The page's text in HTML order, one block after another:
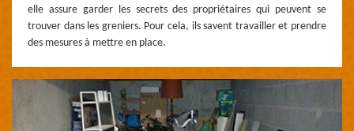
elle assure garder les secrets des propriétaires qui peuvent se
trouver dans les greniers. Pour cela, ils savent travailler et prendre
des mesures à mettre en place.